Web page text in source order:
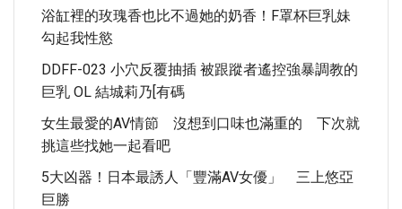
浴缸裡的玫瑰香也比不過她的奶香！F罩杯巨乳妹
勾起我性慾
DDFF-023 小穴反覆抽插 被跟蹤者遙控強暴調教的
巨乳 OL 結城莉乃[有碼
女生最愛的AV情節 沒想到口味也滿重的 下次就
挑這些找她一起看吧
5大凶器！日本最誘人「豐滿AV女優」 三上悠亞
巨勝